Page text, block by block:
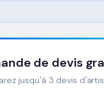
de devis
jusqu'à 3 devis